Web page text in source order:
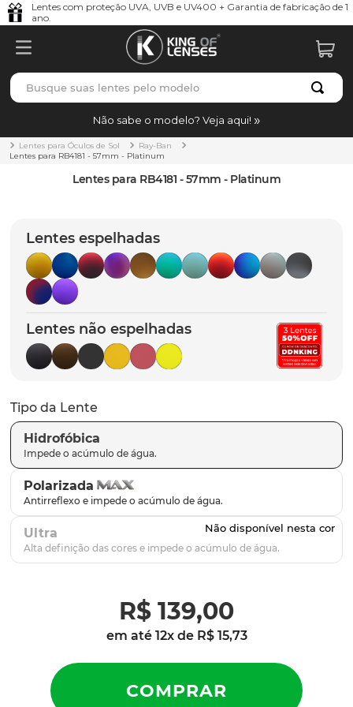
Lentes com proteção UVA, UVB e UV400 + Garantia de fabricação de 1
ano.
Busque suas lentes pelo modelo
Não sabe o modelo? Veja aqui!
Lentes para Óculos de Sol
Ray-Ban
Lentes para RB4181 - 57mm - Platinum
Lentes para RB4181 - 57mm - Platinum
Lentes espelhadas
Lentes não espelhadas
Tipo da Lente
Hidrofóbica
Polarizada
Ultra
R$ 139,00
em até 12x de R$ 15,73
TERMOS MAIS BUSCADOS
1º borrachas
holbrook
5º chaves
6º t-shock
7º gasket
8º parafusos
9º latch